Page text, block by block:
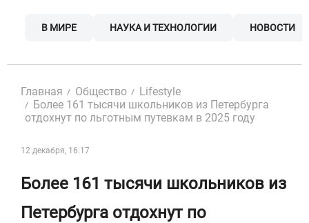
В МИРЕ НАУКА И ТЕХНОЛОГИИ НОВОСТИ
Главная Общество
Lifestyle
Более 161 тысячи школьников из Петербурга
отдохнут по льготным путевкам в 2025 году
12 декабря, 16:17
Более 161 тысячи школьников из
Петербурга отдохнут по